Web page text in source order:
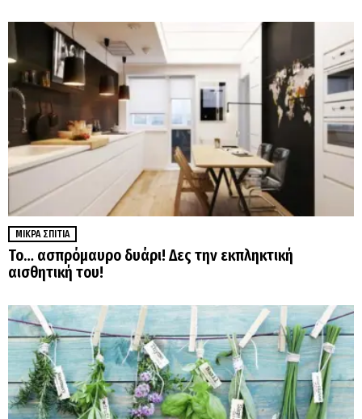
ΜΙΚΡΆ ΣΠΊΤΙΑ
Το… ασπρόμαυρο δυάρι! Δες την εκπληκτική
αισθητική του!